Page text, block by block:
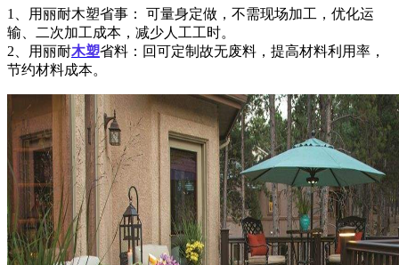
1、用丽耐木塑省事 ： 可量身定做，不需现场加工， 优化运
输、二次加工成本 ， 减少人工工时。
2 、用丽耐木塑省料： 回可定制故无废料，提高材料利用率，
节约材料成本。